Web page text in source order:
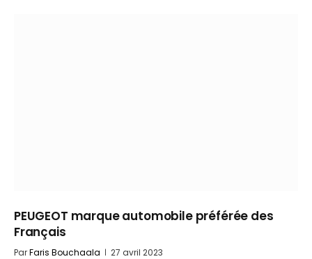
PEUGEOT marque automobile préférée des
Français
ParFaris Bouchaala 27 avril 2023